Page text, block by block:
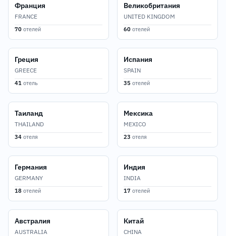
Франция
FRANCE
70 отелей
Великобритания
UNITED KINGDOM
60 отелей
Греция
GREECE
41 отель
Испания
SPAIN
35 отелей
Таиланд
THAILAND
34 отеля
Мексика
MEXICO
23 отеля
Германия
GERMANY
18 отелей
Индия
INDIA
17 отелей
Австралия
AUSTRALIA
Китай
CHINA